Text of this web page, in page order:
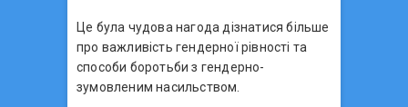
Це була чудова нагода дізнатися більше
про важливість гендерної рівності та
способи боротьби з гендерно-
зумовленим насильством.